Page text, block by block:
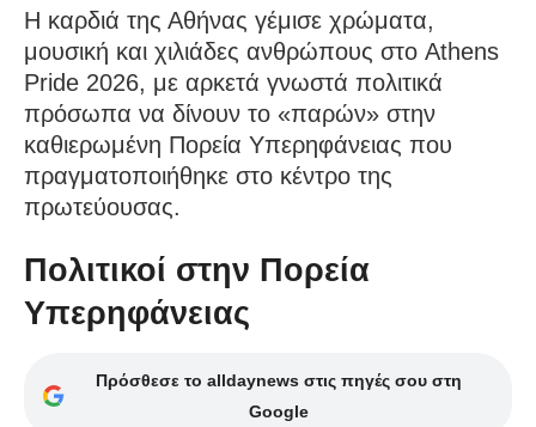
Η καρδιά της Αθήνας γέμισε χρώματα,
μουσική και χιλιάδες ανθρώπους στο Athens
Pride 2026, με αρκετά γνωστά πολιτικά
πρόσωπα να δίνουν το «παρών» στην
καθιερωμένη Πορεία Υπερηφάνειας που
πραγματοποιήθηκε στο κέντρο της
πρωτεύουσας.
Πολιτικοί στην Πορεία
Υπερηφάνειας
Πρόσθεσε το alldaynews στις πηγές σου στη
Google